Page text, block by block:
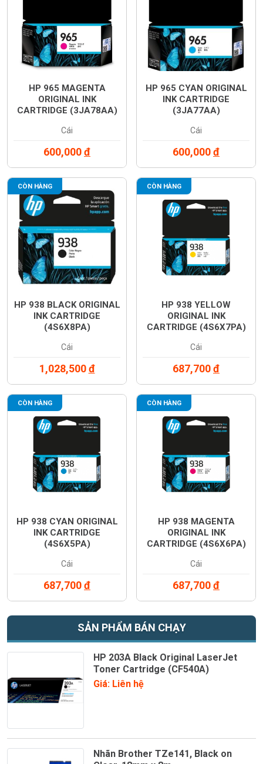
HP 965 MAGENTA
ORIGINAL INK
CARTRIDGE (3JA78AA)
Cái
600,000đ
HP 965 CYAN ORIGINAL
INK CARTRIDGE
(3JA77AA)
Cái
600,000đ
CÒN HÀNG
HP 938 BLACK ORIGINAL
INK CARTRIDGE
(4S6X8PA)
Cái
1,028,500đ
CÒN HÀNG
HP 938 YELLOW
ORIGINAL INK
CARTRIDGE (4S6X7PA)
Cái
687,700đ
CÒN HÀNG
HP 938 CYAN ORIGINAL
INK CARTRIDGE
(4S6X5PA)
Cái
687,700đ
CÒN HÀNG
HP 938 MAGENTA
ORIGINAL INK
CARTRIDGE (4S6X6PA)
Cái
687,700đ
SẢN PHẨM BÁN CHẠY
HP 203A Black Original LaserJet
Toner Cartridge (CF540A)
Giá: Liên hệ
Nhãn Brother TZe141, Black on